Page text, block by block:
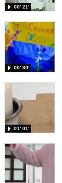
00′ 21″
00′ 30″
01′ 01″